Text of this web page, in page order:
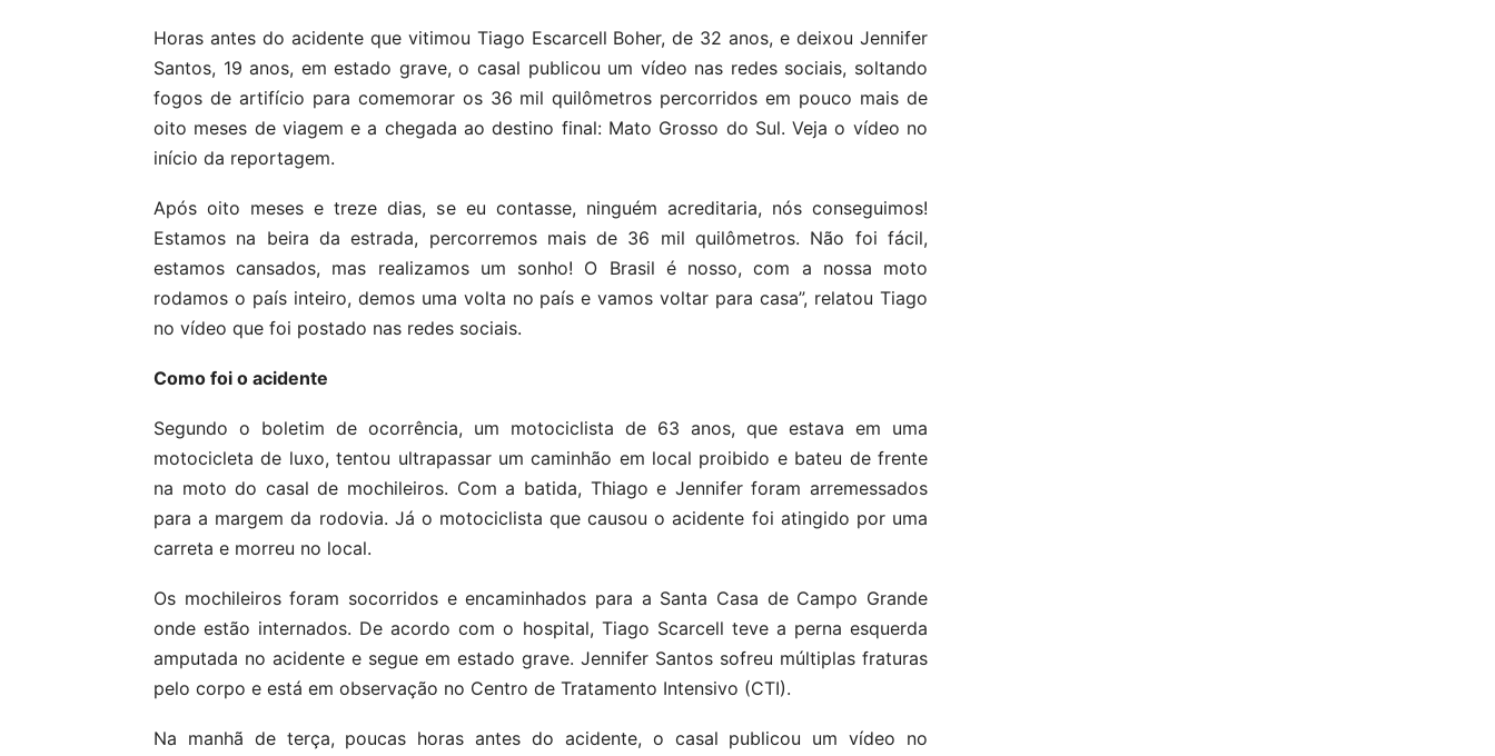
Horas antes do acidente que vitimou Tiago Escarcell Boher, de 32 anos, e deixou Jennifer
Santos, 19 anos, em estado grave, o casal publicou um vídeo nas redes sociais, soltando
fogos de artifício para comemorar os 36 mil quilômetros percorridos em pouco mais de
oito meses de viagem e a chegada ao destino final: Mato Grosso do Sul. Veja o vídeo no
início da reportagem.
Após oito meses e treze dias, se eu contasse, ninguém acreditaria, nós conseguimos!
Estamos na beira da estrada, percorremos mais de 36 mil quilômetros. Não foi fácil,
estamos cansados, mas realizamos um sonho! O Brasil é nosso, com a nossa moto
rodamos o país inteiro, demos uma volta no país e vamos voltar para casa”, relatou Tiago
no vídeo que foi postado nas redes sociais.
Como foi o acidente
Segundo o boletim de ocorrência, um motociclista de 63 anos, que estava em uma
motocicleta de luxo, tentou ultrapassar um caminhão em local proibido e bateu de frente
na moto do casal de mochileiros. Com a batida, Thiago e Jennifer foram arremessados
para a margem da rodovia. Já o motociclista que causou o acidente foi atingido por uma
carreta e morreu no local.
Os mochileiros foram socorridos e encaminhados para a Santa Casa de Campo Grande
onde estão internados. De acordo com o hospital, Tiago Scarcell teve a perna esquerda
amputada no acidente e segue em estado grave. Jennifer Santos sofreu múltiplas fraturas
pelo corpo e está em observação no Centro de Tratamento Intensivo (CTI).
Na manhã de terça, poucas horas antes do acidente, o casal publicou um vídeo no